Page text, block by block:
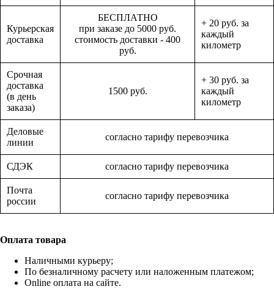
Курьерская
доставка
БЕСПЛАТНО
при заказе до 5000 руб.
стоимость доставки - 400
руб.
+ 20 руб. за
каждый
километр
Срочная
доставка
(в день
заказа)
1500 руб.
+ 30 руб. за
каждый
километр
Деловые
линии
согласно тарифу перевозчика
СДЭК согласно тарифу перевозчика
Почта
россии
согласно тарифу перевозчика
Оплата товара
Наличными курьеру;
По безналичному расчету или наложенным платежом;
Online оплата на сайте.